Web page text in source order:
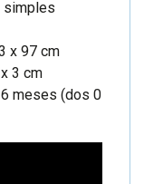
simples
x 97 cm
3 cm
meses (dos 0